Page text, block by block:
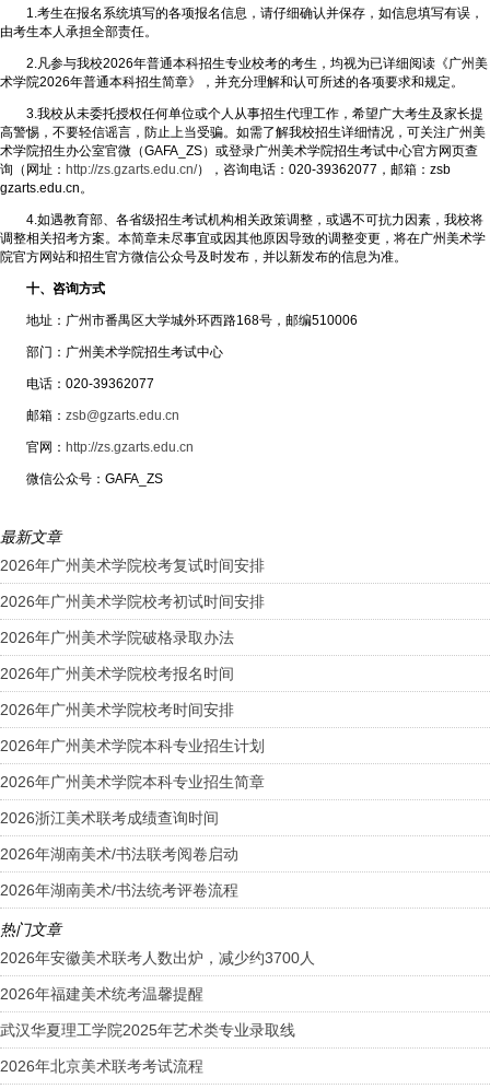
1.考生在报名系统填写的各项报名信息，请仔细确认并保存，如信息填写有误，
由考生本人承担全部责任。
2.凡参与我校2026年普通本科招生专业校考的考生，均视为已详细阅读《广州美
术学院2026年普通本科招生简章》，并充分理解和认可所述的各项要求和规定。
3.我校从未委托授权任何单位或个人从事招生代理工作，希望广大考生及家长提
高警惕，不要轻信谣言，防止上当受骗。如需了解我校招生详细情况，可关注广州美
术学院招生办公室官微（GAFA_ZS）或登录广州美术学院招生考试中心官方网页查
询（网址： http://zs.gzarts.edu.cn/），咨询电话：020-39362077，邮箱：zsb
gzarts.edu.cn。
4.如遇教育部、各省级招生考试机构相关政策调整，或遇不可抗力因素，我校将
调整相关招考方案。本简章未尽事宜或因其他原因导致的调整变更，将在广州美术学
院官方网站和招生官方微信公众号及时发布，并以新发布的信息为准。
十、咨询方式
地址：广州市番禺区大学城外环西路168号，邮编510006
部门：广州美术学院招生考试中心
电话：020-39362077
邮箱： zsb@gzarts.edu.cn
官网： http://zs.gzarts.edu.cn
微信公众号：GAFA_ZS
最新文章
2026年广州美术学院校考复试时间安排
2026年广州美术学院校考初试时间安排
2026年广州美术学院破格录取办法
2026年广州美术学院校考报名时间
2026年广州美术学院校考时间安排
2026年广州美术学院本科专业招生计划
2026年广州美术学院本科专业招生简章
2026浙江美术联考成绩查询时间
2026年湖南美术/书法联考阅卷启动
2026年湖南美术/书法统考评卷流程
热门文章
2026年安徽美术联考人数出炉，减少约3700人
2026年福建美术统考温馨提醒
武汉华夏理工学院2025年艺术类专业录取线
2026年北京美术联考考试流程